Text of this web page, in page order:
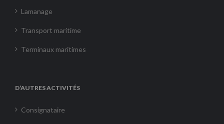
Lamanage
Transport maritime
Terminaux maritimes
D’AUTRES ACTIVITÉS
Consignataire